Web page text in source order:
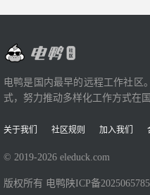
电鸭是国内最早的远程工作社区
式，努力推动多样化工作方式在
关于我们 社区规则 加入我们
© 2019-2026 eleduck.com
版权所有 电鸭 陕ICP备